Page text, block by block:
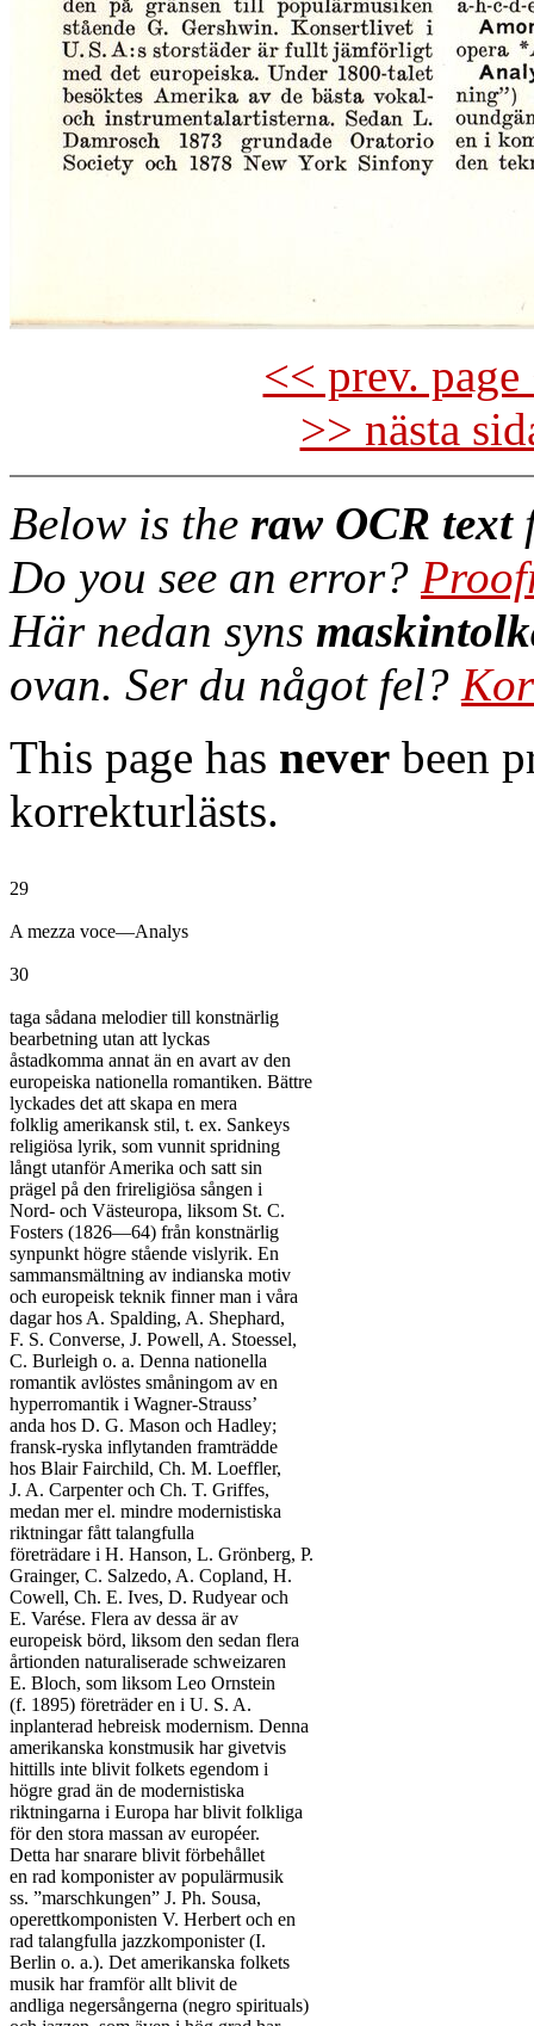
<< prev.
>> nästa
Below is the raw OCR text
Do you see an error?
Här nedan syns
ovan. Ser du något fel?
This page has never been
korrekturlästs.
29
A mezza voce—Analys
30
taga sådana melodier till konstnärlig
bearbetning utan att lyckas
åstadkomma annat än en avart av den
europeiska nationella romantiken. Bättre
lyckades det att skapa en mera
folklig amerikansk stil, t. ex. Sankeys
religiösa lyrik, som vunnit spridning
långt utanför Amerika och satt sin
prägel på den frireligiösa sången i
Nord- och Västeuropa, liksom St. C.
Fosters (1826—64) från konstnärlig
synpunkt högre stående vislyrik. En
sammansmältning av indianska motiv
och europeisk teknik finner man i våra
dagar hos A. Spalding, A. Shephard,
F. S. Converse, J. Powell, A. Stoessel,
C. Burleigh o. a. Denna nationella
romantik avlöstes småningom av en
hyperromantik i Wagner-Strauss’
anda hos D. G. Mason och Hadley;
fransk-ryska inflytanden framträdde
hos Blair Fairchild, Ch. M. Loeffler,
J. A. Carpenter och Ch. T. Griffes,
medan mer el. mindre modernistiska
riktningar fått talangfulla
företrädare i H. Hanson, L. Grönberg, P.
Grainger, C. Salzedo, A. Copland, H.
Cowell, Ch. E. Ives, D. Rudyear och
E. Varése. Flera av dessa är av
europeisk börd, liksom den sedan flera
årtionden naturaliserade schweizaren
E. Bloch, som liksom Leo Ornstein
(f. 1895) företräder en i U. S. A.
inplanterad hebreisk modernism. Denna
amerikanska konstmusik har givetvis
hittills inte blivit folkets egendom i
högre grad än de modernistiska
riktningarna i Europa har blivit folkliga
för den stora massan av européer.
Detta har snarare blivit förbehållet
en rad komponister av populärmusik
ss. ”marschkungen” J. Ph. Sousa,
operettkomponisten V. Herbert och en
rad talangfulla jazzkomponister (I.
Berlin o. a.). Det amerikanska folkets
musik har framför allt blivit de
andliga negersångerna (negro spirituals)